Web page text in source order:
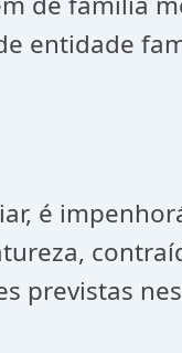
entidade
é
previstas